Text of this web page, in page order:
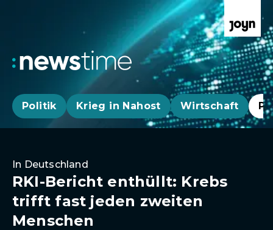
Politik Krieg in Nahost Wirtschaft
In Deutschland
RKI-Bericht enthüllt: Krebs
trifft fast jeden zweiten
Menschen